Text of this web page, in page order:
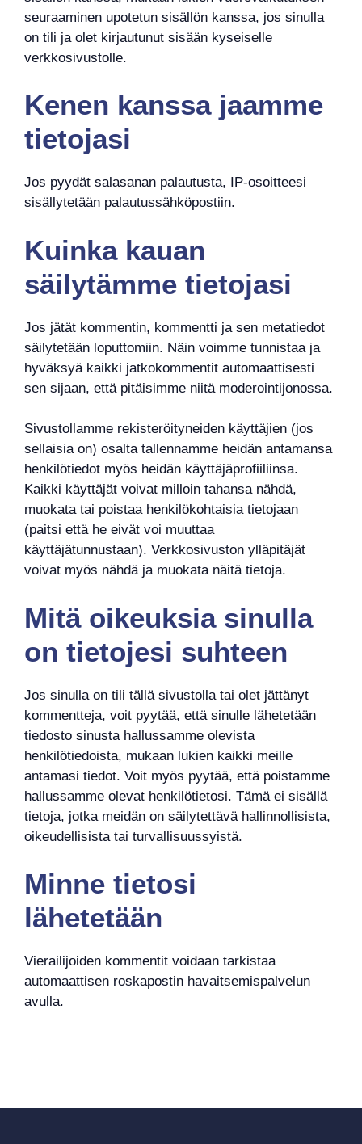
seuraaminen upotetun sisällön kanssa, jos sinulla
on tili ja olet kirjautunut sisään kyseiselle
verkkosivustolle.
Kenen kanssa jaamme
tietojasi
Jos pyydät salasanan palautusta, IP-osoitteesi
sisällytetään palautussähköpostiin.
Kuinka kauan
säilytämme tietojasi
Jos jätät kommentin, kommentti ja sen metatiedot
säilytetään loputtomiin. Näin voimme tunnistaa ja
hyväksyä kaikki jatkokommentit automaattisesti
sen sijaan, että pitäisimme niitä moderointijonossa.
Sivustollamme rekisteröityneiden käyttäjien (jos
sellaisia on) osalta tallennamme heidän antamansa
henkilötiedot myös heidän käyttäjäprofiiliinsa.
Kaikki käyttäjät voivat milloin tahansa nähdä,
muokata tai poistaa henkilökohtaisia tietojaan
(paitsi että he eivät voi muuttaa
käyttäjätunnustaan). Verkkosivuston ylläpitäjät
voivat myös nähdä ja muokata näitä tietoja.
Mitä oikeuksia sinulla
on tietojesi suhteen
Jos sinulla on tili tällä sivustolla tai olet jättänyt
kommentteja, voit pyytää, että sinulle lähetetään
tiedosto sinusta hallussamme olevista
henkilötiedoista, mukaan lukien kaikki meille
antamasi tiedot. Voit myös pyytää, että poistamme
hallussamme olevat henkilötietosi. Tämä ei sisällä
tietoja, jotka meidän on säilytettävä hallinnollisista,
oikeudellisista tai turvallisuussyistä.
Minne tietosi
lähetetään
Vierailijoiden kommentit voidaan tarkistaa
automaattisen roskapostin havaitsemispalvelun
avulla.